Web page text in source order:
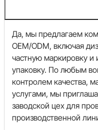
Да, мы предлагаем
OEM/ODM, включая
частную маркировку и
упаковку. По любым
контролем качества,
услугами, мы
заводской цех для
производственной